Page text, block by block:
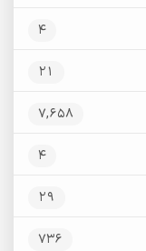
4
21
7,658
4
29
736